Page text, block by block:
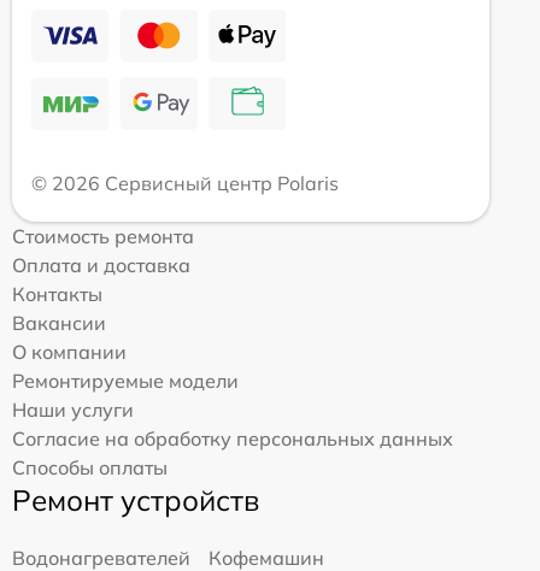
© 2026 Сервисный центр Polaris
Стоимость ремонта
Оплата и доставка
Контакты
Вакансии
О компании
Ремонтируемые модели
Наши услуги
Согласие на обработку персональных данных
Способы оплаты
Ремонт устройств
Водонагревателей
Кофемашин